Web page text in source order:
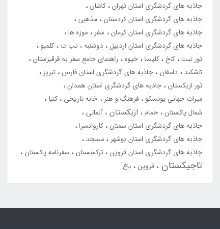
جاذبه های گردشگری استان تهران کاشان
جاذبه های گردشگری استان کردستان مذهبی
جاذبه های گردشگری استان کرمان
سفر
موزه ها
جاذبه های گردشگری استان اردبیل دوشنبه تب ت
کلمبو
تور تبت کاخ کلیسا خیوه
راهنمای جامع سفر به قرقیزستان
تاشکند
دامغان جاذبه های گردشگری استان فارس تبریز
تور ازبکستان جاذبه های گردشگری استان همدان
میراث جهانی یونسکو فرهنگ و هنر خانه تاریخی
کنیا
شمال پاکستان حمام ازبکستان
آلماتی
جاذبه های گردشگری استان سمنان کاروانسرا
جاذبه های گردشگری استان بوشهر
مسجد
جاذبه های گردشگری استان قزوین ترکمنستان سفرنامه پاکستان
تاجیکستان قزوین باغ